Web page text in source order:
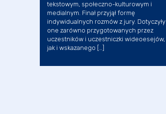
tekstowym, społeczno-kulturowym i
medialnym. Finał przyjął formę
indywidualnych rozmów z jury. Dotyczyły
one zarówno przygotowanych przez
uczestników i uczestniczki wideoesejów,
jak i wskazanego […]